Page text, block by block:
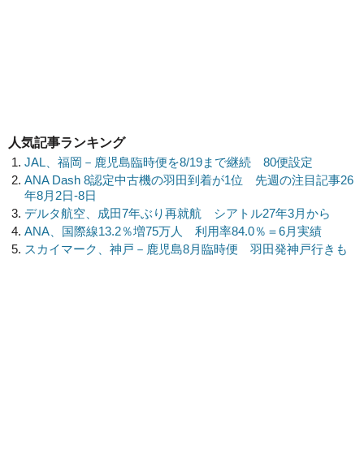
人気記事ランキング
JAL、福岡－鹿児島臨時便を8/19まで継続 80便設定
ANA Dash 8認定中古機の羽田到着が1位 先週の注目記事26
年8月2日-8日
デルタ航空、成田7年ぶり再就航 シアトル27年3月から
ANA、国際線13.2％増75万人 利用率84.0％＝6月実績
スカイマーク、神戸－鹿児島8月臨時便 羽田発神戸行きも